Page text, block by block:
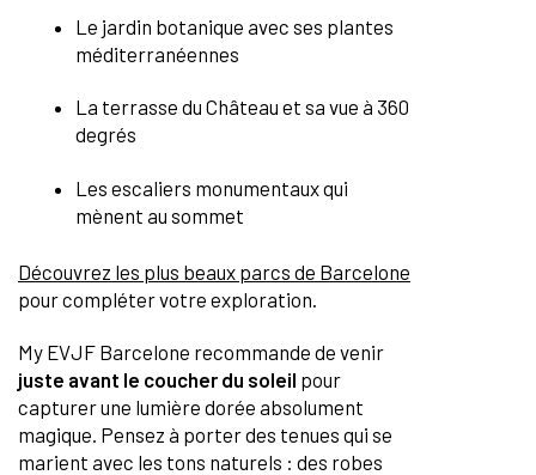
Le jardin botanique avec ses plantes
méditerranéennes
La terrasse du Château et sa vue à 360
degrés
Les escaliers monumentaux qui
mènent au sommet
Découvrez les plus beaux parcs de Barcelone
pour compléter votre exploration.
My EVJF Barcelone recommande de venir
juste avant le coucher du soleil pour
capturer une lumière dorée absolument
magique. Pensez à porter des tenues qui se
marient avec les tons naturels : des robes